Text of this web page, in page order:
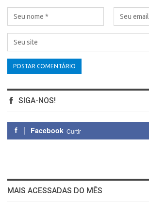
SIGA-NOS!
Facebook Curtir
MAIS ACESSADAS DO MÊS